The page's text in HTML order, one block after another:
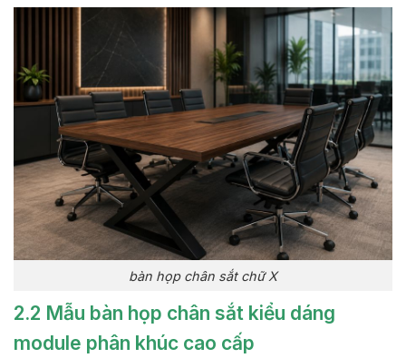
bàn họp chân sắt chữ X
2.2 Mẫu bàn họp chân sắt kiểu dáng
module phân khúc cao cấp